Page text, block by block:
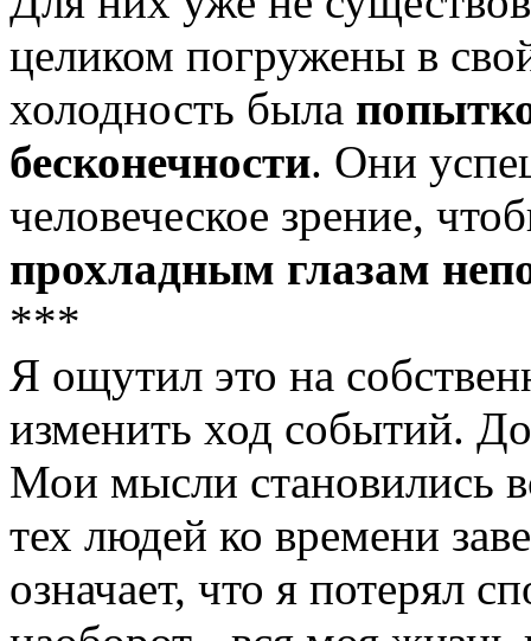
целиком погружены в
холодность была
бесконечности. Они
человеческое зрение,
прохладным глазам
***
Я ощутил это на
изменить ход событий.
Мои мысли становились
тех людей ко времени
означает, что я потерял